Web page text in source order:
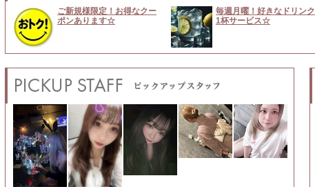
ご新規様限定！お得なクー
ポンあります☆
毎週月曜！好きなドリンク
1杯サービス☆